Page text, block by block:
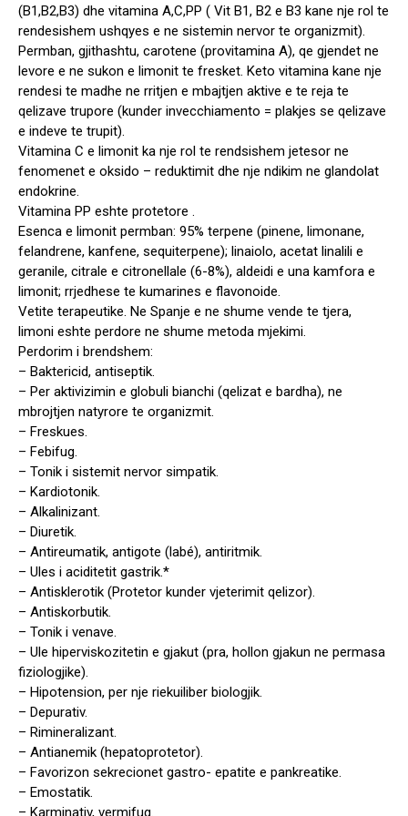
(B1,B2,B3) dhe vitamina A,C,PP ( Vit B1, B2 e B3 kane nje rol te
rendesishem ushqyes e ne sistemin nervor te organizmit).
Permban, gjithashtu, carotene (provitamina A), qe gjendet ne
levore e ne sukon e limonit te fresket. Keto vitamina kane nje
rendesi te madhe ne rritjen e mbajtjen aktive e te reja te
qelizave trupore (kunder invecchiamento = plakjes se qelizave
e indeve te trupit).
Vitamina C e limonit ka nje rol te rendsishem jetesor ne
fenomenet e oksido – reduktimit dhe nje ndikim ne glandolat
endokrine.
Vitamina PP eshte protetore .
Esenca e limonit permban: 95% terpene (pinene, limonane,
felandrene, kanfene, sequiterpene); linaiolo, acetat linalili e
geranile, citrale e citronellale (6-8%), aldeidi e una kamfora e
limonit; rrjedhese te kumarines e flavonoide.
Vetite terapeutike. Ne Spanje e ne shume vende te tjera,
limoni eshte perdore ne shume metoda mjekimi.
Perdorim i brendshem:
– Baktericid, antiseptik.
– Per aktivizimin e globuli bianchi (qelizat e bardha), ne
mbrojtjen natyrore te organizmit.
– Freskues.
– Febifug.
– Tonik i sistemit nervor simpatik.
– Kardiotonik.
– Alkalinizant.
– Diuretik.
– Antireumatik, antigote (labé), antiritmik.
– Ules i aciditetit gastrik.*
– Antisklerotik (Protetor kunder vjeterimit qelizor).
– Antiskorbutik.
– Tonik i venave.
– Ule hiperviskozitetin e gjakut (pra, hollon gjakun ne permasa
fiziologjike).
– Hipotension, per nje riekuiliber biologjik.
– Depurativ.
– Rimineralizant.
– Antianemik (hepatoprotetor).
– Favorizon sekrecionet gastro- epatite e pankreatike.
– Emostatik.
– Karminativ, vermifug.